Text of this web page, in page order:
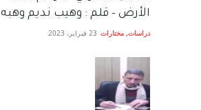
الأرض – قلم : وهيب نديم وهبه
دراسات, مختارات 23 فبراير، 2023